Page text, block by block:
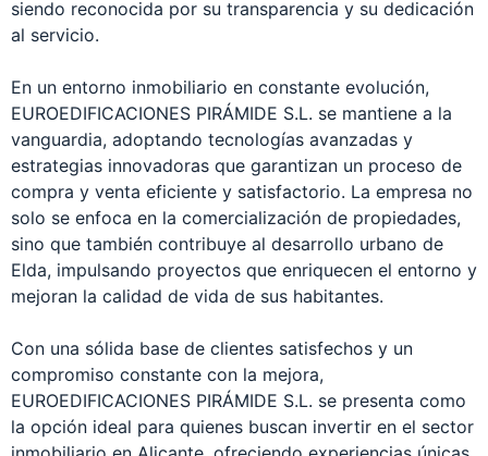
siendo reconocida por su transparencia y su dedicación
al servicio.
En un entorno inmobiliario en constante evolución,
EUROEDIFICACIONES PIRÁMIDE S.L. se mantiene a la
vanguardia, adoptando tecnologías avanzadas y
estrategias innovadoras que garantizan un proceso de
compra y venta eficiente y satisfactorio. La empresa no
solo se enfoca en la comercialización de propiedades,
sino que también contribuye al desarrollo urbano de
Elda, impulsando proyectos que enriquecen el entorno y
mejoran la calidad de vida de sus habitantes.
Con una sólida base de clientes satisfechos y un
compromiso constante con la mejora,
EUROEDIFICACIONES PIRÁMIDE S.L. se presenta como
la opción ideal para quienes buscan invertir en el sector